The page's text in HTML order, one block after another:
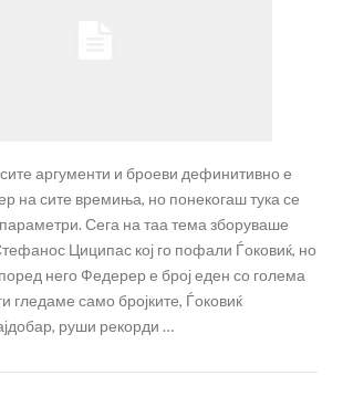
аргументи и броеви дефинитивно е
на сите времиња, но понекогаш тука се
Сега на таа тема зборуваше
Циципас кој го пофали Ѓоковиќ, но
него Федерер е број еден со голема
гледаме само бројките, Ѓоковиќ
руши рекорди …